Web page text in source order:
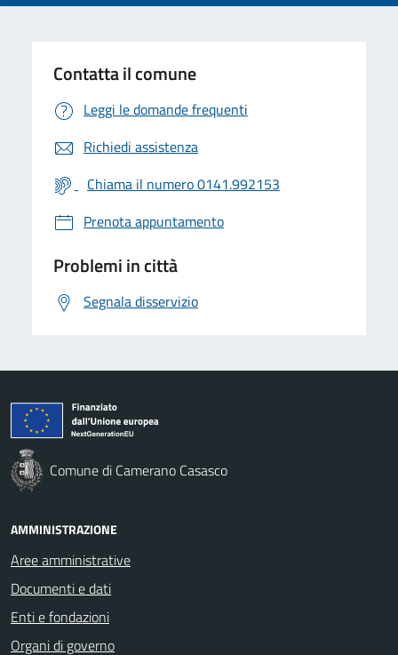
Contatta il comune
Leggi le domande frequenti
Richiedi assistenza
Chiama il numero 0141.992153
Prenota appuntamento
Problemi in città
Segnala disservizio
Comune di Camerano Casasco
AMMINISTRAZIONE
Aree amministrative
Documenti e dati
Enti e fondazioni
Organi di governo